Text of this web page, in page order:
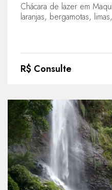
Chácara de lazer em
laranjas, bergamotas,
R$ Consulte